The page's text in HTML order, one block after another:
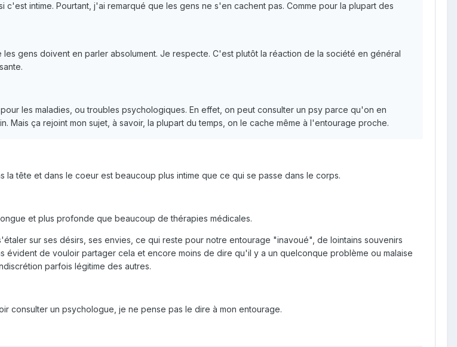
c'est intime. Pourtant, j'ai remarqué que les gens ne s'en cachent pas. Comme pour la plupart des
les gens doivent en parler absolument. Je respecte. C'est plutôt la réaction de la société en général
les maladies, ou troubles psychologiques. En effet, on peut consulter un psy parce qu'on en
Mais ça rejoint mon sujet, à savoir, la plupart du temps, on le cache même à l'entourage proche.
la tête et dans le coeur est beaucoup plus intime que ce qui se passe dans le corps.
et plus profonde que beaucoup de thérapies médicales.
sur ses désirs, ses envies, ce qui reste pour notre entourage "inavoué", de lointains souvenirs
évident de vouloir partager cela et encore moins de dire qu'il y a un quelconque problème ou malaise
parfois légitime des autres.
consulter un psychologue, je ne pense pas le dire à mon entourage.